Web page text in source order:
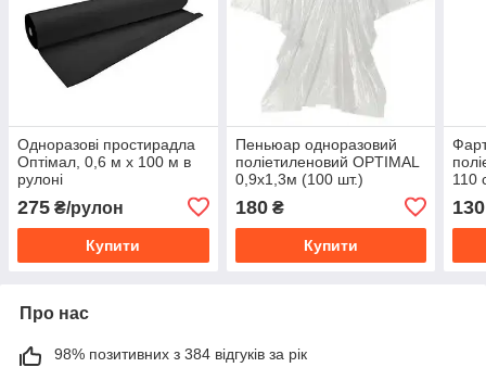
Одноразові простирадла
Оптімал, 0,6 м х 100 м в
рулоні
275 ₴/рулон
Купити
Пеньюар одноразовий
поліетиленовий OPTIMAL
0,9х1,3м (100 шт.)
180₴
Купити
110
130
Про нас
98% позитивних з 384 відгуків за рік